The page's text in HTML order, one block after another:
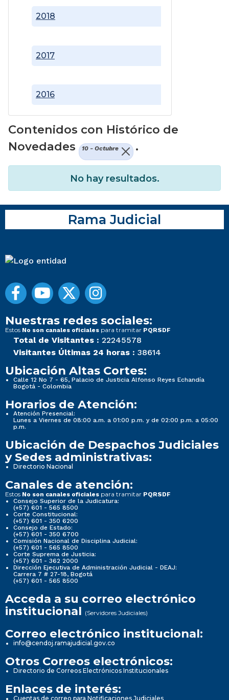
2016
2017
2018
Contenidos con Histórico de
Novedades
10 - Octubre .
No hay resultados.
Rama Judicial
Nuestras redes sociales:
Estos No son canales oficiales para tramitar PQRSDF
Total de Visitantes : 22245578
Visitantes Últimas 24 horas : 38614
Ubicación Altas Cortes:
Calle 12 No 7 - 65, Palacio de Justicia Alfonso Reyes Echandía
Bogotá - Colombia
Horarios de Atención:
Atención Presencial:
Lunes a Viernes de 08:00 a.m. a 01:00 p.m. y de 02:00 p.m. a 05:00
p.m.
Ubicación de Despachos Judiciales
y Sedes administrativas:
Directorio Nacional
Canales de atención:
Estos No son canales oficiales para tramitar PQRSDF
Consejo Superior de la Judicatura:
(+57) 601 - 565 8500
Corte Constitucional:
(+57) 601 - 350 6200
Consejo de Estado:
(+57) 601 - 350 6700
Comisión Nacional de Disciplina Judicial:
(+57) 601 - 565 8500
Corte Suprema de Justicia:
(+57) 601 - 362 2000
Dirección Ejecutiva de Administración Judicial - DEAJ:
Carrera 7 # 27-18, Bogotá
(+57) 601 - 565 8500
Acceda a su correo electrónico
institucional (Servidores Judiciales)
Correo electrónico institucional:
info@cendoj.ramajudicial.gov.co
Otros Correos electrónicos:
Directorio de Correos Electrónicos Institucionales
Enlaces de interés:
Cuentas de correo para Notificaciones Judiciales